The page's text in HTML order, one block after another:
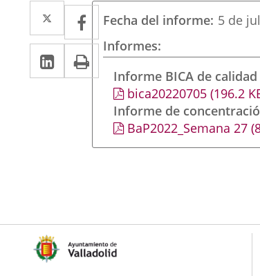
Twitter
Enlace
a
una
aplicación
externa.
Facebook
Enlace
a
una
aplicación
externa.
Linkedin
Enlace
a
aplicación
externa.
Print
Fecha del informe 5 de
Informes
Informe BICA de
bica20220705(196.2
Informe de
BaP2022_Semana 27